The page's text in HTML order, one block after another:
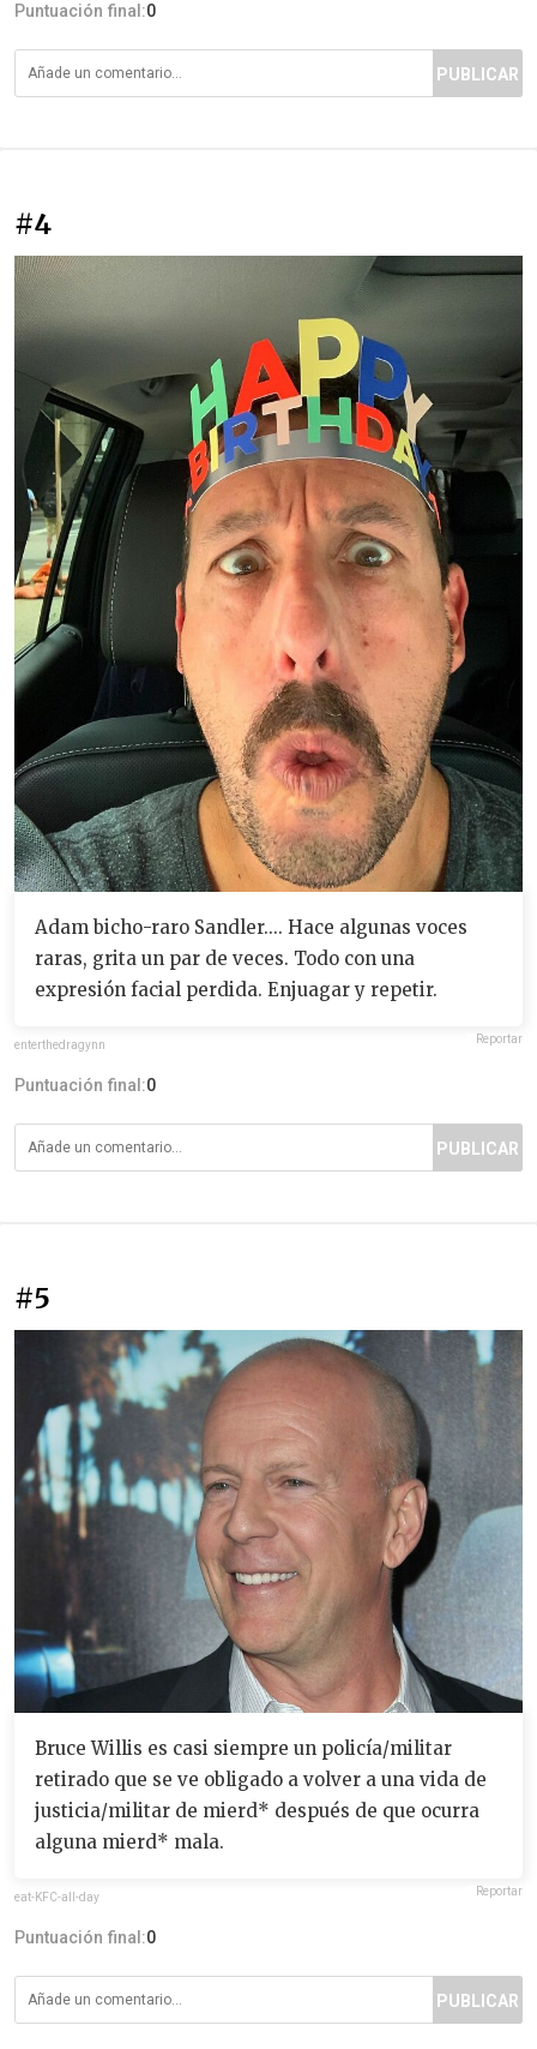
Puntuación final:0
PUBLICAR
#4
Adam bicho-raro Sandler.... Hace algunas voces
raras, grita un par de veces. Todo con una
expresión facial perdida. Enjuagar y repetir.
enterthedragynn Reportar
Puntuación final:0
PUBLICAR
#5
Bruce Willis es casi siempre un policía/militar
retirado que se ve obligado a volver a una vida de
justicia/militar de mierd* después de que ocurra
alguna mierd* mala.
eat-KFC-all-day Reportar
Puntuación final:0
PUBLICAR